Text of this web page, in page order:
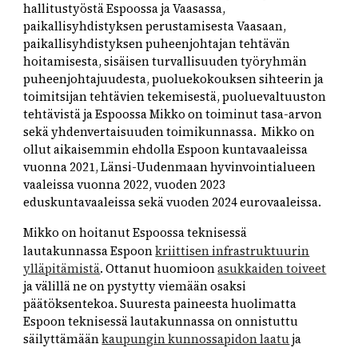
hallitustyöstä Espoossa ja Vaasassa,
paikallisyhdistyksen perustamisesta Vaasaan,
paikallisyhdistyksen puheenjohtajan tehtävän
hoitamisesta, sisäisen turvallisuuden työryhmän
puheenjohtajuudesta, puoluekokouksen sihteerin ja
toimitsijan tehtävien tekemisestä, puoluevaltuuston
tehtävistä ja Espoossa Mikko on toiminut tasa-arvon
sekä yhdenvertaisuuden toimikunnassa. Mikko on
ollut aikaisemmin ehdolla Espoon kuntavaaleissa
vuonna 2021, Länsi-Uudenmaan hyvinvointialueen
vaaleissa vuonna 2022, vuoden 2023
eduskuntavaaleissa sekä vuoden 2024 eurovaaleissa.
Mikko on hoitanut Espoossa teknisessä
lautakunnassa Espoonkriittisen infrastruktuurin
ylläpitämistä. Ottanut huomioonasukkaiden toiveet
ja välillä ne on pystytty viemään osaksi
päätöksentekoa. Suuresta paineesta huolimatta
Espoon teknisessä lautakunnassa on onnistuttu
säilyttämäänkaupungin kunnossapidon laatu ja